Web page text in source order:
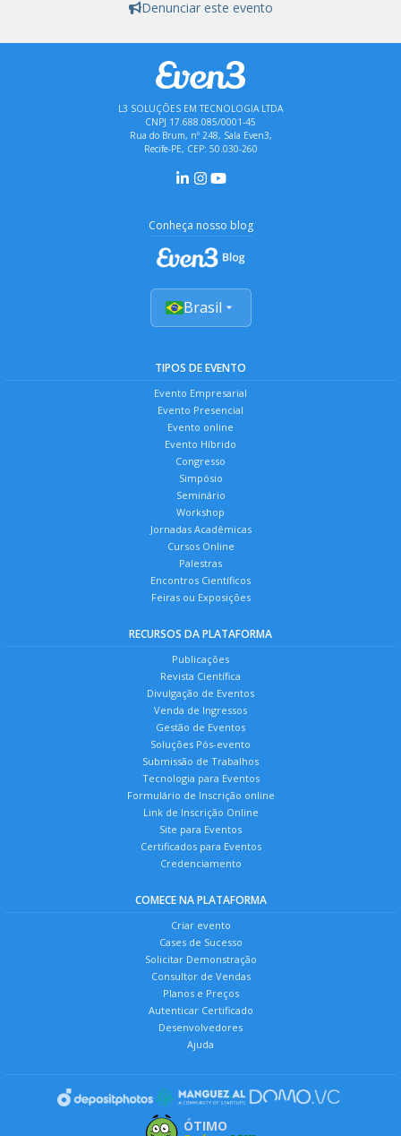
Denunciar este evento
L3 SOLUÇÕES EM TECNOLOGIA LTDA
CNPJ 17.688.085/0001-45
Rua do Brum, nº 248, Sala Even3,
Recife-PE, CEP: 50.030-260
Conheça nosso blog
Brasil
TIPOS DE EVENTO
Evento Empresarial
Evento Presencial
Evento online
Evento Híbrido
Congresso
Simpósio
Seminário
Workshop
Jornadas Acadêmicas
Cursos Online
Palestras
Encontros Científicos
Feiras ou Exposições
RECURSOS DA PLATAFORMA
Publicações
Revista Científica
Divulgação de Eventos
Venda de Ingressos
Gestão de Eventos
Soluções Pós-evento
Submissão de Trabalhos
Tecnologia para Eventos
Formulário de Inscrição online
Link de Inscrição Online
Site para Eventos
Certificados para Eventos
Credenciamento
COMECE NA PLATAFORMA
Criar evento
Cases de Sucesso
Solicitar Demonstração
Consultor de Vendas
Planos e Preços
Autenticar Certificado
Desenvolvedores
Ajuda
ÓTIMO